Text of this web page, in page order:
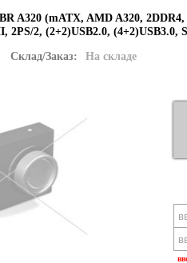
A320 (mATX, AMD A320,
2PS/2, (2+2)USB2.0, (4+2)USB3.0,
Склад/Заказ: На складе